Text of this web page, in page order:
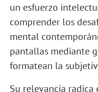
un esfuerzo
comprender los
mental
pantallas mediante
formatean la
Su relevancia radica